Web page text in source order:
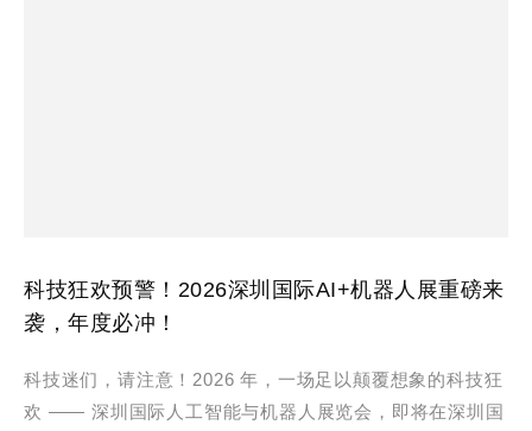
科技狂欢预警！2026深圳国际AI+机器人展重磅来
袭，年度必冲！
科技迷们，请注意！2026 年，一场足以颠覆想象的科技狂
欢 —— 深圳国际人工智能与机器人展览会，即将在深圳国